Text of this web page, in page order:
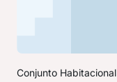
Conjunto